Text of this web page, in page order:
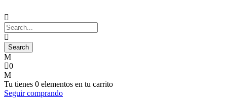
0
Tu tienes 0 elementos en tu carrito
Seguir comprando